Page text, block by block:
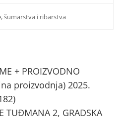
šumarstva i ribarstva
+ PROIZVODNO
proizvodnja) 2025.
TUĐMANA 2, GRADSKA